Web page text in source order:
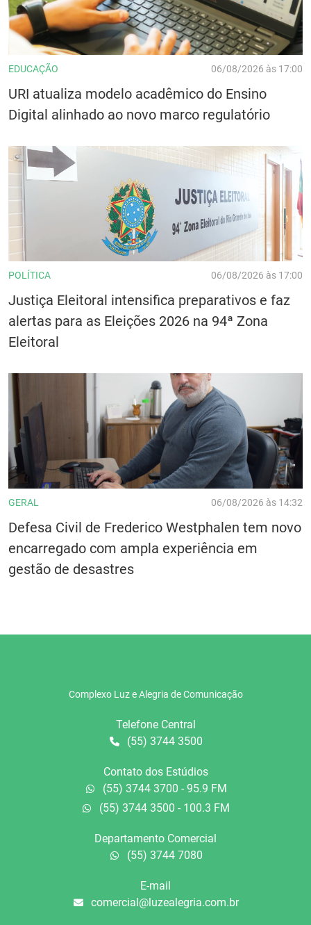
EDUCAÇÃO 06/08/2026 às 17:00
URI atualiza modelo acadêmico do Ensino
Digital alinhado ao novo marco regulatório
POLÍTICA 06/08/2026 às 17:00
Justiça Eleitoral intensifica preparativos e faz
alertas para as Eleições 2026 na 94ª Zona
Eleitoral
GERAL 06/08/2026 às 14:32
Defesa Civil de Frederico Westphalen tem novo
encarregado com ampla experiência em
gestão de desastres
Complexo Luz e Alegria de Comunicação
Telefone Central
(55) 3744 3500
Contato dos Estúdios
(55) 3744 3700 - 95.9 FM
(55) 3744 3500 - 100.3 FM
Departamento Comercial
(55) 3744 7080
E-mail
comercial@luzealegria.com.br